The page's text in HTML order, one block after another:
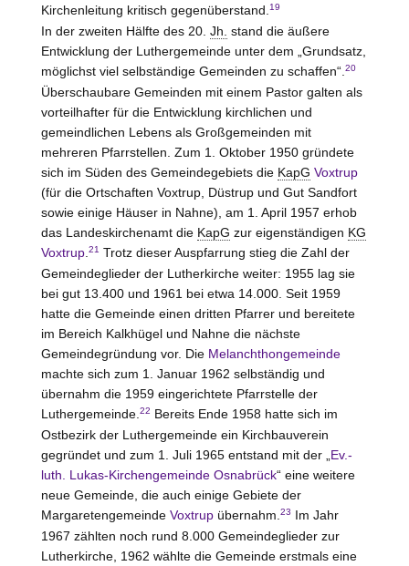
Kirchenleitung kritisch gegenüberstand.19
In der zweiten Hälfte des 20. Jh. stand die äußere
Entwicklung der Luthergemeinde unter dem „Grundsatz,
möglichst viel selbständige Gemeinden zu schaffen“.20
Überschaubare Gemeinden mit einem Pastor galten als
vorteilhafter für die Entwicklung kirchlichen und
gemeindlichen Lebens als Großgemeinden mit
mehreren Pfarrstellen. Zum 1. Oktober 1950 gründete
sich im Süden des Gemeindegebiets die KapG Voxtrup
(für die Ortschaften Voxtrup, Düstrup und Gut Sandfort
sowie einige Häuser in Nahne), am 1. April 1957 erhob
das Landeskirchenamt die KapG zur eigenständigen KG
Voxtrup.21 Trotz dieser Auspfarrung stieg die Zahl der
Gemeindeglieder der Lutherkirche weiter: 1955 lag sie
bei gut 13.400 und 1961 bei etwa 14.000. Seit 1959
hatte die Gemeinde einen dritten Pfarrer und bereitete
im Bereich Kalkhügel und Nahne die nächste
Gemeindegründung vor. Die Melanchthongemeinde
machte sich zum 1. Januar 1962 selbständig und
übernahm die 1959 eingerichtete Pfarrstelle der
Luthergemeinde.22 Bereits Ende 1958 hatte sich im
Ostbezirk der Luthergemeinde ein Kirchbauverein
gegründet und zum 1. Juli 1965 entstand mit der „Ev.-
luth. Lukas-Kirchengemeinde Osnabrück“ eine weitere
neue Gemeinde, die auch einige Gebiete der
Margaretengemeinde Voxtrupübernahm.23 Im Jahr
1967 zählten noch rund 8.000 Gemeindeglieder zur
Lutherkirche, 1962 wählte die Gemeinde erstmals eine